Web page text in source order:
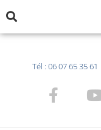
Tél : 06 07 65 35 61